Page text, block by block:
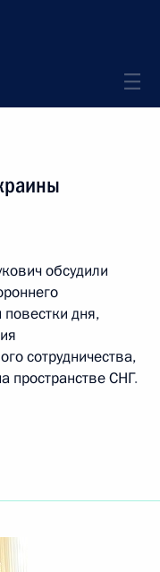
обсудили
дня,
сотрудничества,
пространстве СНГ.